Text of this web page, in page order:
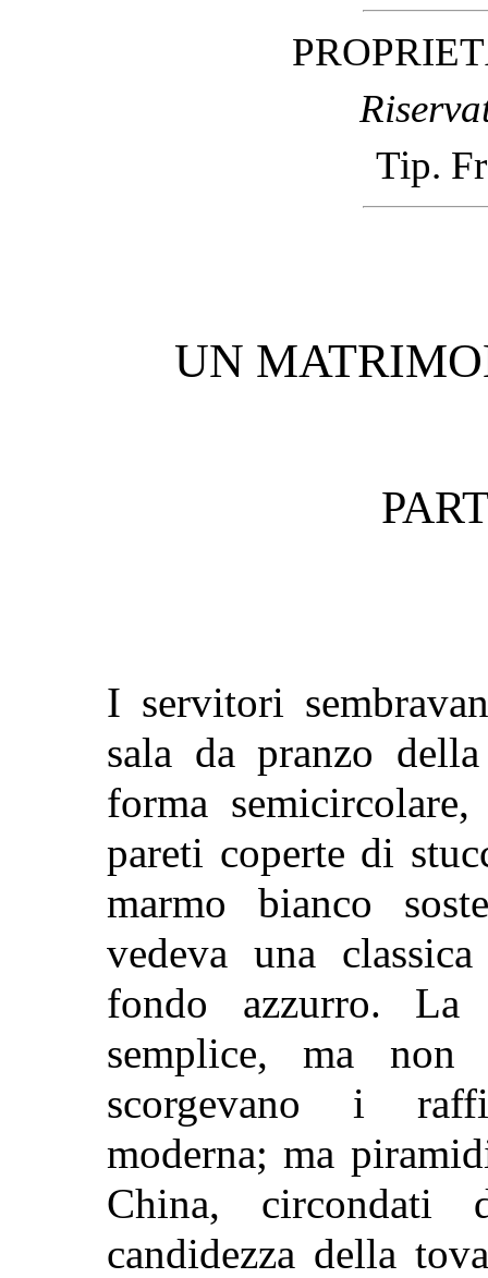
Tip.
UN
I servitori
sala da pranzo
forma
pareti coperte di
marmo bianco
vedeva una
fondo azzurro. La
semplice, ma
scorgevano i
moderna; ma
China,
candidezza della